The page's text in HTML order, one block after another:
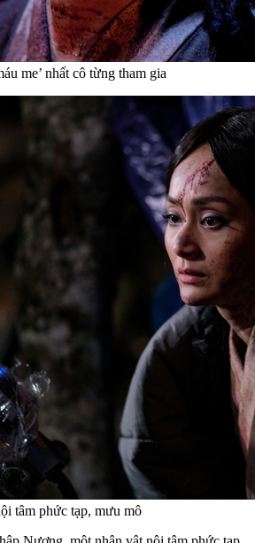
me’ nhất cô từng tham gia
tâm phức tạp, mưu mô